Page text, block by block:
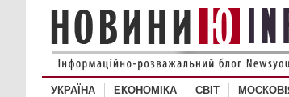
УКРАЇНА ЕКОНОМІКА СВІТ